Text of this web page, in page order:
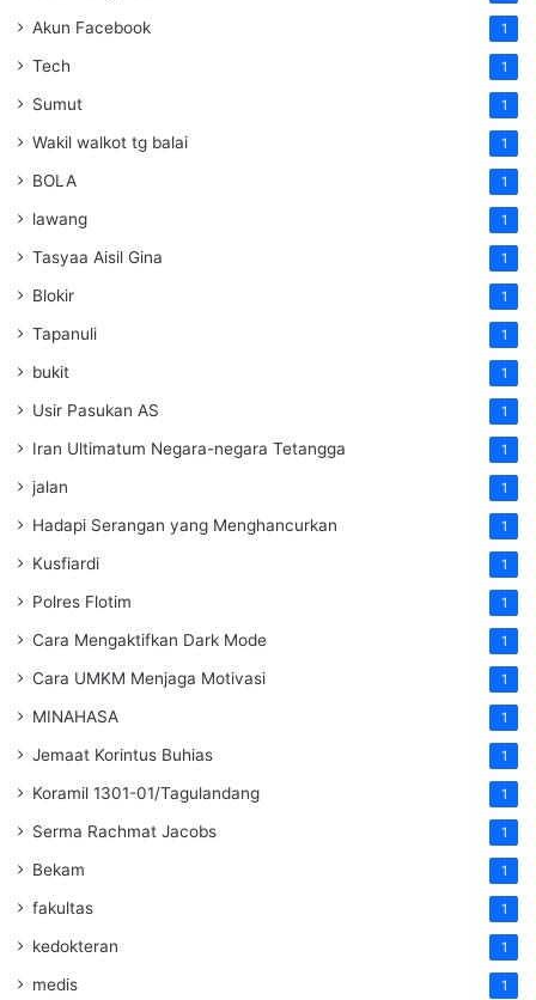
Akun Facebook 1
Tech 1
Sumut 1
Wakil walkot tg balai 1
BOLA 1
lawang 1
Tasyaa Aisil Gina 1
Blokir 1
Tapanuli 1
bukit 1
Usir Pasukan AS 1
Iran Ultimatum Negara-negara Tetangga 1
jalan 1
Hadapi Serangan yang Menghancurkan 1
Kusfiardi 1
Polres Flotim 1
Cara Mengaktifkan Dark Mode 1
Cara UMKM Menjaga Motivasi 1
MINAHASA 1
Jemaat Korintus Buhias 1
Koramil 1301-01/Tagulandang 1
Serma Rachmat Jacobs 1
Bekam 1
fakultas 1
kedokteran 1
medis 1